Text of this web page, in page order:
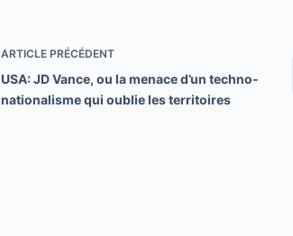
ARTICLE PRÉCÉDENT
USA: JD Vance, ou la menace d’un techno-
nationalisme qui oublie les territoires